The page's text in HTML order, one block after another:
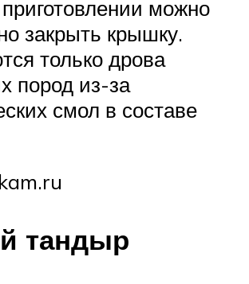
можно
закрыть крышку.
только дрова
пород из-за
смол в составе
тандыр